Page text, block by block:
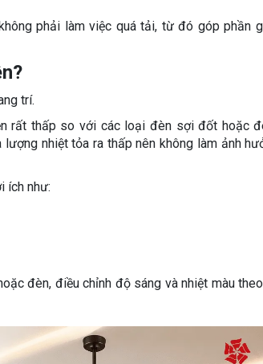
phải làm việc quá tải, từ đó góp phần
trí.
rất thấp so với các loại đèn sợi đốt hoặc
nhiệt tỏa ra thấp nên không làm ảnh
ích như:
đèn, điều chỉnh độ sáng và nhiệt màu